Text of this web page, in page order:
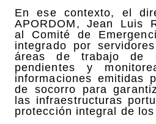
En ese contexto, el
APORDOM, Jean Luis
al Comité de
integrado por
áreas de trabajo de
pendientes y
informaciones emitidas
de socorro para
las infraestructuras
protección integral de